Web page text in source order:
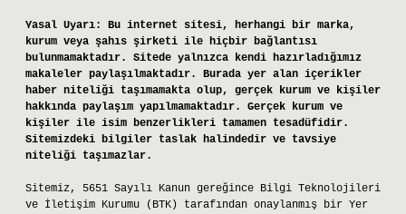
Yasal Uyarı:
Bu internet sitesi, herhangi bir marka,
kurum veya şahıs şirketi ile hiçbir bağlantısı
bulunmamaktadır. Sitede yalnızca kendi hazırladığımız
makaleler paylaşılmaktadır. Burada yer alan içerikler
haber niteliği taşımamakta olup, gerçek kurum ve kişiler
hakkında paylaşım yapılmamaktadır. Gerçek kurum ve
kişiler ile isim benzerlikleri tamamen tesadüfidir.
Sitemizdeki bilgiler taslak halindedir ve tavsiye
niteliği taşımazlar.
Sitemiz, 5651 Sayılı Kanun gereğince Bilgi Teknolojileri
ve İletişim Kurumu (BTK) tarafından onaylanmış bir Yer